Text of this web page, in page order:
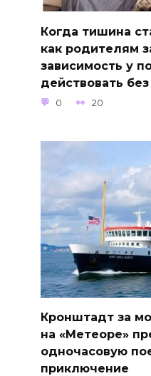
Когда тишина
как родителям
зависимость у
действовать
0 20
Кронштадт за
на «Метеоре»
одночасовую
приключение